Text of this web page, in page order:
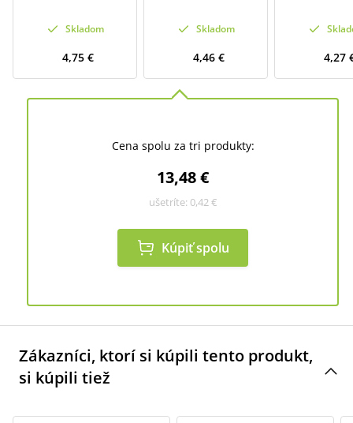
Skladom
4,75 €
Skladom
4,46 € 4,27
Cena spolu za tri produkty:
13,48 €
ušetríte: 0,42 €
Kúpiť spolu
Zákazníci, ktorí si kúpili tento produkt,
si kúpili tiež